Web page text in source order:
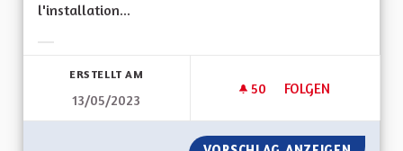
l'installation...
ERSTELLT AM
13/05/2023
50 50 FOLLOWER
FOLGEN
ECONOMIE LOCALE